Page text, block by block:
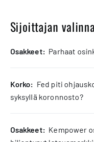
Sijoittajan
osakkeet: Parhaat
korko: Fed piti
syksyllä koronnosto?
osakkeet: Kempower